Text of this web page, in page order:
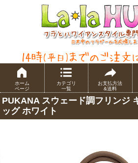
ホーム
ページ
カテゴリ
一覧
お支払方法
&送料
PUKANA スウェード調フリンジ
ッグ ホワイト